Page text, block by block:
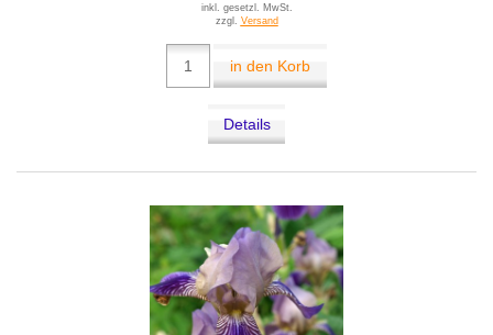
inkl. gesetzl. MwSt.
zzgl. Versand
in den Korb
Details